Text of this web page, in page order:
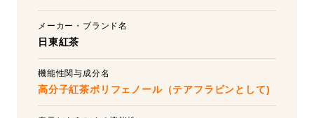
メーカー・ブランド名
日東紅茶
機能性関与成分名
高分子紅茶ポリフェノール（テアフラビンとして)